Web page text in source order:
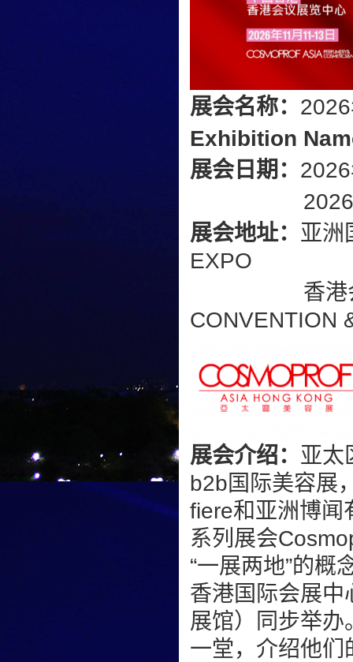
展会名称：
Exhibition
展会日期：
2026年11
展会地址： 亚洲
EXPO
香港会议
CONVENTION
展会介绍： 亚太
b2b国际美容展
fiere和亚洲博闻
系列展会
“一展两地”的概
香港国际会展中
展馆）同步举
一堂，介绍他们